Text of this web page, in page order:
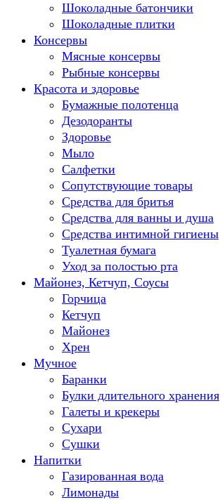
Шоколадные батончики
Шоколадные плитки
Консервы
Мясные консервы
Рыбные консервы
Красота и здоровье
Бумажные полотенца
Дезодоранты
Здоровье
Мыло
Салфетки
Сопутствующие товары
Средства для бритья
Средства для ванны и душа
Средства интимной гигиены
Туалетная бумага
Уход за полостью рта
Майонез, Кетчуп, Соусы
Горчица
Кетчуп
Майонез
Хрен
Мучное
Баранки
Булки длительного хранения
Галеты и крекеры
Сухари
Сушки
Напитки
Газированная вода
Лимонады